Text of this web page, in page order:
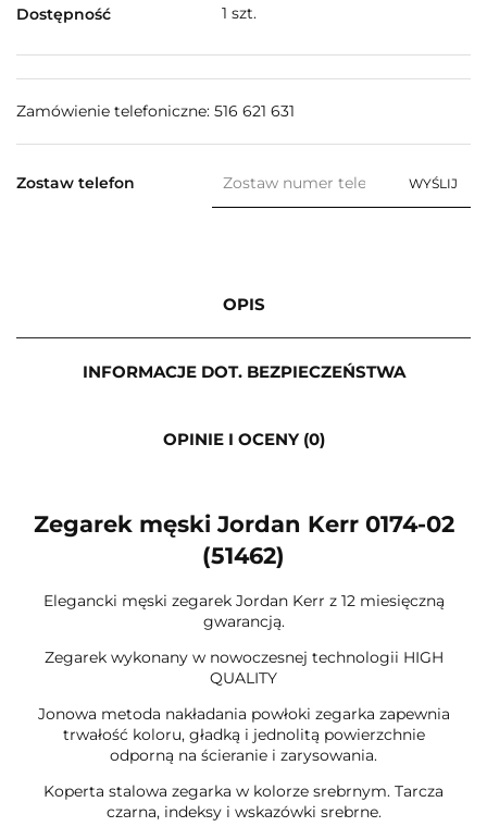
Dostępność 1 szt.
Zamówienie telefoniczne: 516 621 631
Zostaw telefon WYŚLIJ
OPIS
INFORMACJE DOT. BEZPIECZEŃSTWA
OPINIE I OCENY (0)
Zegarek męski Jordan Kerr 0174-02
(51462)
Elegancki męski zegarek Jordan Kerr z 12 miesięczną
gwarancją.
Zegarek wykonany w nowoczesnej technologii HIGH
QUALITY
Jonowa metoda nakładania powłoki zegarka zapewnia
trwałość koloru, gładką i jednolitą powierzchnie
odporną na ścieranie i zarysowania.
Koperta stalowa zegarka w kolorze srebrnym. Tarcza
czarna, indeksy i wskazówki srebrne.